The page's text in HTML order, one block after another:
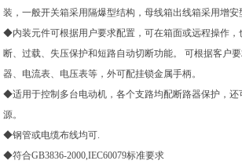
装，一般开关箱采用隔爆型结构，母线箱出线箱采用增安
◆内装元件可根据用户要求配置，可在箱面或远程操作，
断、过载、失压保护和短路自动切断功能。 可根据客户
器、电流表、电压表等，外可配挂锁金属手柄。
◆适用于控制多台电动机，各个支路均配断路器保护，还
源。
◆钢管或电缆布线均可.
◆符合GB3836-2000,IEC60079标准要求